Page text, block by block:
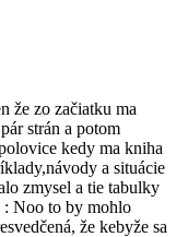
že zo začiatku ma
strán a potom
kedy ma kniha
a situácie
zmysel a tie tabulky
: Noo to by mohlo
že kebyže sa